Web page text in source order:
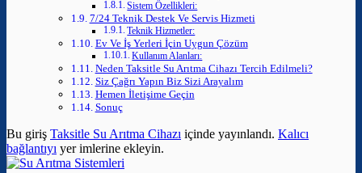
Sistem Özellikleri:
7/24 Teknik Destek Ve Servis Hizmeti
Teknik Hizmetler:
Ev Ve İş Yerleri İçin Uygun Çözüm
Kullanım Alanları:
Neden Taksitle Su Arıtma Cihazı Tercih Edilmeli?
Siz Çağrı Yapın Biz Sizi Arayalım
Hemen İletişime Geçin
Sonuç
Bu giriş Taksitle Su Arıtma Cihazı içinde yayınlandı. Kalıcı
bağlantıyı yer imlerine ekleyin.